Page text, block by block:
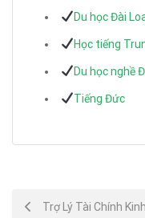
Du học Đài
Học tiếng
Du học nghề
Tiếng Đức
PostTrợ Lý Tài Chính